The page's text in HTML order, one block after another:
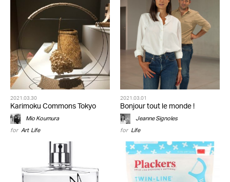
2021.03.30
Karimoku Commons Tokyo
Mio Koumura
for Art,Life
2021.03.01
Bonjour tout le monde !
Jeanne Signoles
for Life